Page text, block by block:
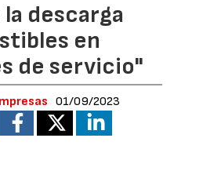
la descarga
en
de servicio"
01/09/2023